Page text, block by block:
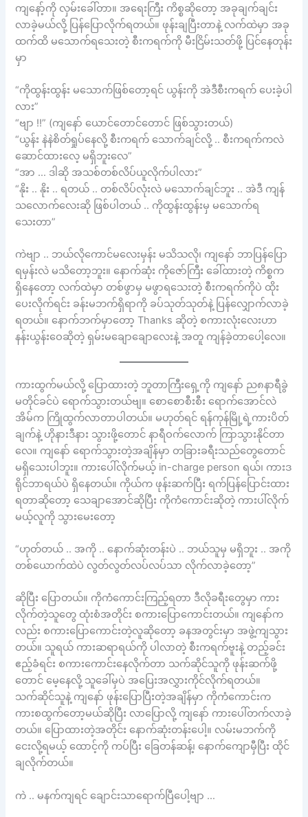
ကျနော့်ကို လှမ်းခေါ်တာ။ အရေးကြီး ကိစ္စဆိုတော့ အခုချက်ချင်း
လာခဲ့မယ်လို့ ပြန်ပြောလိုက်ရတယ်။ ဖုန်းချပြီးတာနဲ့ လက်ထဲမှာ အခု
ထက်ထိ မသောက်ရသေးတဲ့ စီးကရက်ကို မီးငြိမ်းသတ်ဖို့ ပြင်နေတုန်း
မှာ
“ကိုထွန်းထွန်း မသောက်ဖြစ်တော့ရင် ယွန်းကို အဲဒီစီးကရက် ပေးခဲ့ပါ
လား”
“ဗျာ !!” (ကျနော် ယောင်တောင်တောင် ဖြစ်သွားတယ်)
“ယွန်း နဲနဲစိတ်ရှုပ်နေလို့ စီးကရက် သောက်ချင်လို့ .. စီးကရက်ကလဲ
ဆောင်ထားလေ့ မရှိဘူးလေ”
“အာ … ဒါဆို အသစ်တစ်လိပ်ယူလိုက်ပါလား”
“နိုး .. နိုး .. ရတယ် .. တစ်လိပ်လုံးလဲ မသောက်ချင်ဘူး .. အဲဒီ ကျန်
သလောက်လေးဆို ဖြစ်ပါတယ် .. ကိုထွန်းထွန်းမှ မသောက်ရ
သေးတာ”
ကဲဗျာ .. ဘယ်လိုကောင်မလေးမှန်း မသိသလို၊ ကျနော် ဘာပြန်ပြော
ရမှန်းလဲ မသိတော့ဘူး။ နောက်ဆုံး ကိုဇော်ကြီး ခေါ်ထားတဲ့ ကိစ္စက
ရှိနေတော့ လက်ထဲမှာ တစ်ဖွာမှ မဖွာရသေးတဲ့ စီးကရက်ကိုပဲ ထိုး
ပေးလိုက်ရင်း ခန်းမဘက်ရှိရာကို ခပ်သုတ်သုတ်နဲ့ ပြန်လျှောက်လာခဲ့
ရတယ်။ နောက်ဘက်မှာတော့ Thanks ဆိုတဲ့ စကားလုံးလေးဟာ
နန်းယွန်းဝေဆိုတဲ့ ရှမ်းမချောချောလေးနဲ့ အတူ ကျန်ခဲ့တာပေါ့လေ။
ကားထွက်မယ်လို့ ပြောထားတဲ့ ဘူတာကြီးရှေ့ကို ကျနော် ည၈နာရီခွဲ
မတိုင်ခင်ပဲ ရောက်သွားတယ်ဗျ။ စောစောစီးစီး ရောက်အောင်လဲ
အိမ်က ကြိုထွက်လာတာပါတယ်။ မဟုတ်ရင် ရန်ကုန်မြို့ရဲ့ကားပိတ်
ချက်နဲ့ ဟိုနားဒီနား သွားဖို့တောင် နာရီဝက်လောက် ကြာသွားနိုင်တာ
လေ။ ကျနော် ရောက်သွားတဲ့အချိန်မှာ တခြားခရီးသည်တွေတောင်
မရှိသေးပါဘူး။ ကားပေါ်လိုက်မယ့် in-charge person ရယ်၊ ကားဒ
ရိုင်ဘာရယ်ပဲ ရှိနေတယ်။ ကိုယ်က ဖုန်းဆက်ပြီး ရက်ပြန်ပြောင်းထား
ရတာဆိုတော့ သေချာအောင်ဆိုပြီး ကိုကံကောင်းဆိုတဲ့ ကားပါ်လိုက်
မယ့်လူကို သွားမေးတော့
“ဟုတ်တယ် .. အကို .. နောက်ဆုံးတန်းပဲ .. ဘယ်သူမှ မရှိဘူး .. အကို
တစ်ယောက်ထဲပဲ လွတ်လွတ်လပ်လပ်သာ လိုက်လာခဲ့တော့”
ဆိုပြီး ပြောတယ်။ ကိုကံကောင်းကြည့်ရတာ ဒီလိုခရီးတွေမှာ ကား
လိုက်တဲ့သူတွေ ထုံးစံအတိုင်း စကားပြောကောင်းတယ်။ ကျနော်က
လည်း စကားပြောကောင်းတဲ့လူဆိုတော့ ခနအတွင်းမှာ အဖွဲ့ကျသွား
တယ်။ သူရယ် ကားဆရာရယ်ကို ပါလာတဲ့ စီးကရက်ဗူးနဲ့ တည့်ခင်း
ဧည့်ခံရင်း စကားကောင်းနေလိုက်တာ သက်ဆိုင်သူကို ဖုန်းဆက်ဖို့
တောင် မေ့နေလို့ သူခေါ်မှပဲ အပြေးအလွှားကိုင်လိုက်ရတယ်။
သက်ဆိုင်သူနဲ့ ကျနော် ဖုန်းပြောပြီးတဲ့အချိန်မှာ ကိုကံကောင်းက
ကားစထွက်တော့မယ်ဆိုပြီး လာပြောလို့ ကျနော် ကားပေါ်တက်လာခဲ့
တယ်။ ပြောထားတဲ့အတိုင်း နောက်ဆုံးတန်းပေါ့။ လမ်းမဘက်ကို
ငေးလို့ရမယ့် ထောင့်ကို ကပ်ပြီး ခြေတန်ဆန့်၊ နောက်ကျောမှီပြီး ထိုင်
ချလိုက်တယ်။
ကဲ .. မနက်ကျရင် ချောင်းသာရောက်ပြီပေါ့ဗျာ …